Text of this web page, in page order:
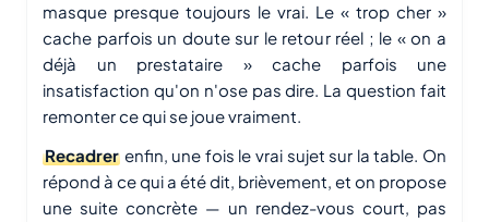
masque presque toujours le vrai. Le « trop cher »
cache parfois un doute sur le retour réel ; le « on a
déjà un prestataire » cache parfois une
insatisfaction qu'on n'ose pas dire. La question fait
remonter ce qui se joue vraiment.
Recadrer enfin, une fois le vrai sujet sur la table. On
répond à ce qui a été dit, brièvement, et on propose
une suite concrète — un rendez-vous court, pas